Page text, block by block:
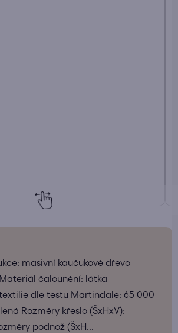
masivní kaučukové dřevo
čalounění: látka
dle testu Martindale: 65 000
Rozměry křeslo (ŠxHxV):
podnož (ŠxH...